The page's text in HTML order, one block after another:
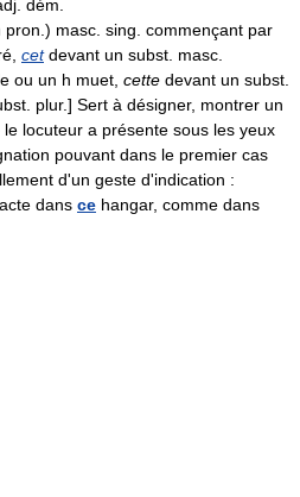
dém.
masc. sing. commençant par
cetdevant un subst. masc.
ou un h muet, cette devant un subst.
plur.] Sert à désigner, montrer un
locuteur a présente sous les yeux
pouvant dans le premier cas
d'un geste d'indication :
dans ce hangar, comme dans